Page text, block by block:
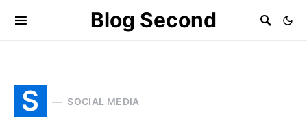
Blog Second
S SOCIAL MEDIA